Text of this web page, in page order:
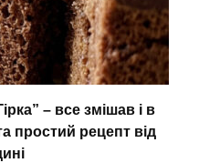
– все змішав і в
простий рецепт від